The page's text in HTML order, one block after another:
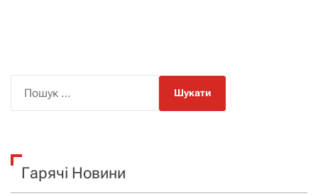
г
а
і
к
Гарячі Новини